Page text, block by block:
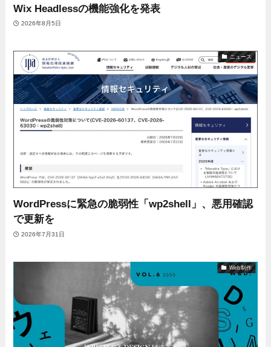
Wix Headlessの機能強化を発表
2026年8月5日
ニュース
WordPressに緊急の脆弱性「wp2shell」、悪用確認
で更新を
2026年7月31日
Web制作